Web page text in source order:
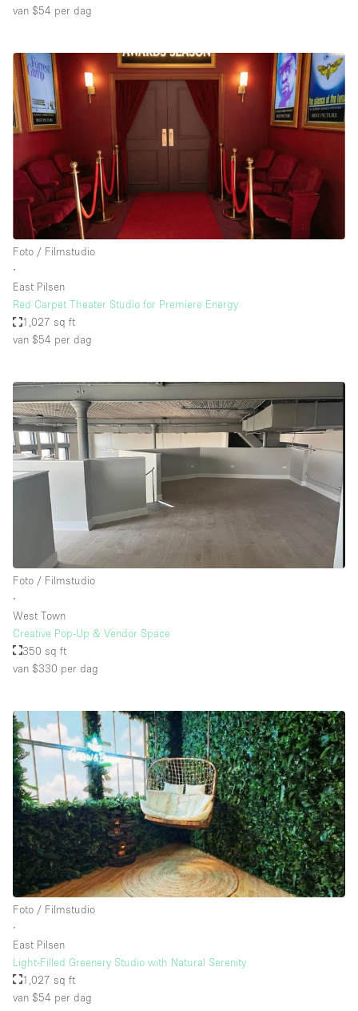
van $54 per dag
Foto / Filmstudio
∙
East Pilsen
Red Carpet Theater Studio for Premiere Energy
1,027 sq ft
van $54 per dag
Foto / Filmstudio
∙
West Town
Creative Pop-Up & Vendor Space
350 sq ft
van $330 per dag
Foto / Filmstudio
∙
East Pilsen
Light-Filled Greenery Studio with Natural Serenity
1,027 sq ft
van $54 per dag